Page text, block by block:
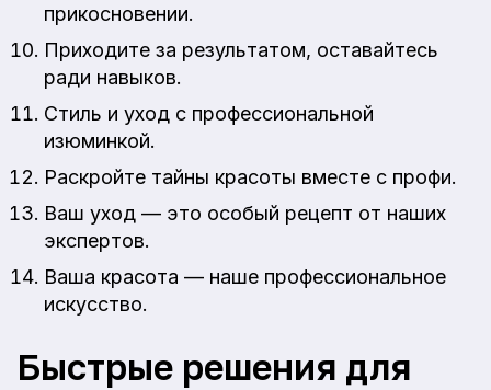
прикосновении.
Приходите за результатом, оставайтесь
ради навыков.
Стиль и уход с профессиональной
изюминкой.
Раскройте тайны красоты вместе с профи.
Ваш уход — это особый рецепт от наших
экспертов.
Ваша красота — наше профессиональное
искусство.
Быстрые решения для